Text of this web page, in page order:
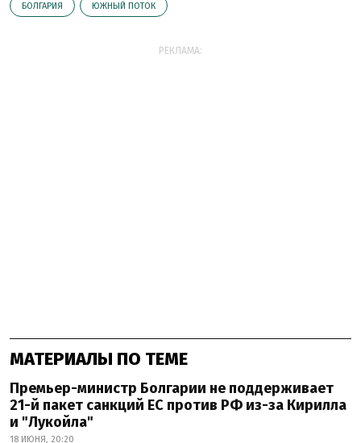
БОЛГАРИЯ ЮЖНЫЙ ПОТОК
РЕКЛАМА:
МАТЕРИАЛЫ ПО ТЕМЕ
Премьер-министр Болгарии не поддерживает
21-й пакет санкций ЕС против РФ из-за Кирилла
и "Лукойла"
18 ИЮНЯ, 20:20